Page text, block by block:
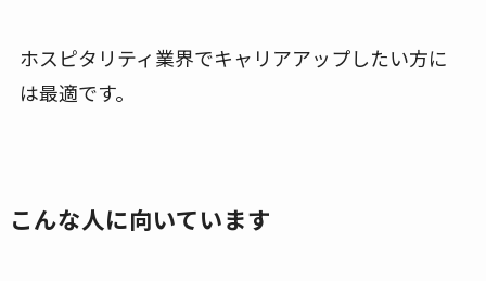
ホスピタリティ業界でキャリアアップしたい方に
は最適です。
こんな人に向いています